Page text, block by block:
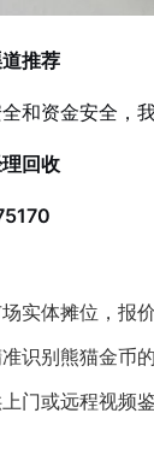
推荐
和资金安全，
理回收
实体摊位，报
识别熊猫金币
门或远程视频